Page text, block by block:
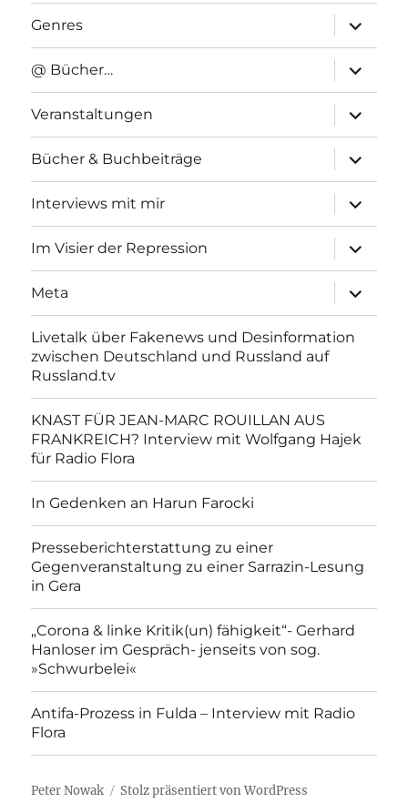
Genres
anzeigen
@ Bücher…
anzeigen
Veranstaltungen
anzeigen
Bücher & Buchbeiträge
anzeigen
Interviews mit mir
anzeigen
Im Visier der Repression
anzeigen
Meta
anzeigen
Livetalk über Fakenews und Desinformation
zwischen Deutschland und Russland auf
Russland.tv
KNAST FÜR JEAN-MARC ROUILLAN AUS
FRANKREICH? Interview mit Wolfgang Hajek
für Radio Flora
In Gedenken an Harun Farocki
Presseberichterstattung zu einer
Gegenveranstaltung zu einer Sarrazin-Lesung
in Gera
„Corona & linke Kritik(un) fähigkeit“- Gerhard
Hanloser im Gespräch- jenseits von sog.
»Schwurbelei«
Antifa-Prozess in Fulda – Interview mit Radio
Flora
Peter Nowak Stolz präsentiert von WordPress